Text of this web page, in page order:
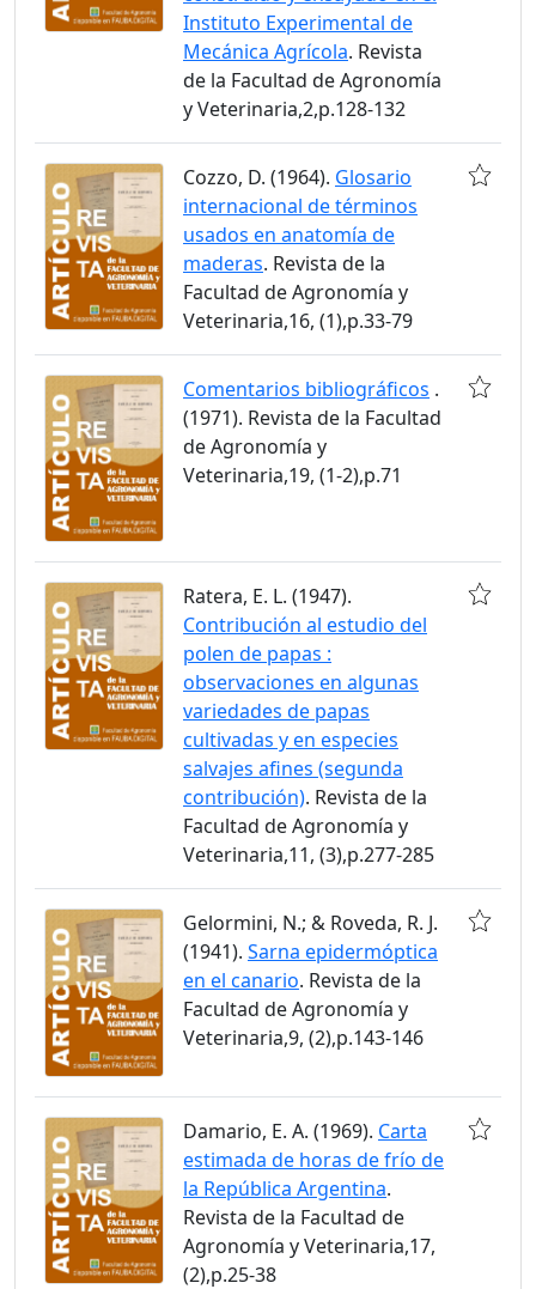
Instituto Experimental de
Mecánica Agrícola. Revista
de la Facultad de Agronomía
y Veterinaria,2,p.128-132
Cozzo, D. (1964). Glosario
internacional de términos
usados en anatomía de
maderas. Revista de la
Facultad de Agronomía y
Veterinaria,16, (1),p.33-79
Comentarios bibliográficos .
(1971). Revista de la Facultad
de Agronomía y
Veterinaria,19, (1-2),p.71
Ratera, E. L. (1947).
Contribución al estudio del
polen de papas :
observaciones en algunas
variedades de papas
cultivadas y en especies
salvajes afines (segunda
contribución). Revista de la
Facultad de Agronomía y
Veterinaria,11, (3),p.277-285
Gelormini, N.; & Roveda, R. J.
(1941). Sarna epidermóptica
en el canario. Revista de la
Facultad de Agronomía y
Veterinaria,9, (2),p.143-146
Damario, E. A. (1969). Carta
estimada de horas de frío de
la República Argentina.
Revista de la Facultad de
Agronomía y Veterinaria,17,
(2),p.25-38